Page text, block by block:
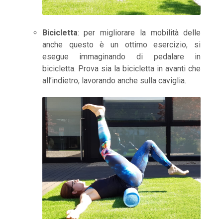
Bicicletta: per migliorare la mobilità delle
anche questo è un ottimo esercizio, si
esegue immaginando di pedalare in
bicicletta. Prova sia la bicicletta in avanti che
all’indietro, lavorando anche sulla caviglia.